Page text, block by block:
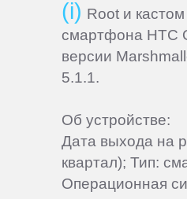
Root и
смартфона HTC
версии
5.1.1.
Об устройстве:
Дата выхода на
квартал); Тип:
Операционная